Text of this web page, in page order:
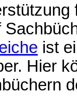
ist
Hier